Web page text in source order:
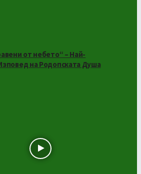
от небето“ – Най-
на Родопската Душа